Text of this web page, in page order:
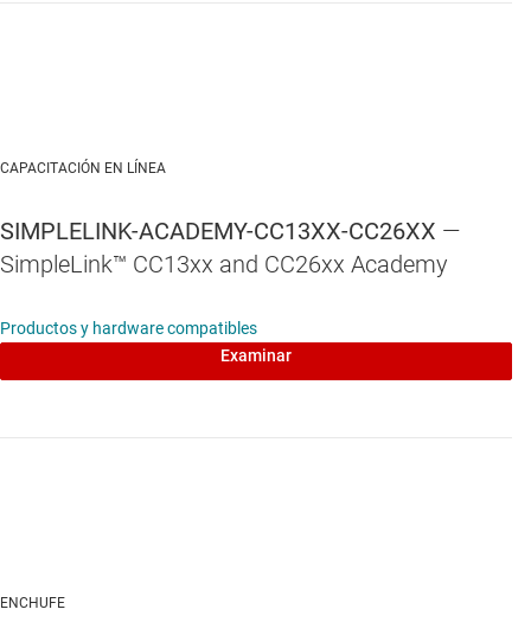
CAPACITACIÓN EN LÍNEA
SIMPLELINK-ACADEMY-CC13XX-CC26XX —
SimpleLink™ CC13xx and CC26xx Academy
Productos y hardware compatibles
Examinar
ENCHUFE